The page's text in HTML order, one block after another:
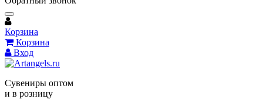
Корзина
Корзина
Вход
Сувениры оптом
и в розницу